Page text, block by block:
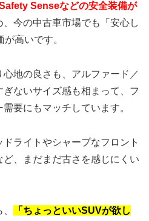
Senseなどの安全装備が
、今の中古車市場でも「安心し
高いです。
地の良さも、アルファード／
ないサイズ感も相まって、フ
要にもマッチしています。
ライトやシャープなフロント
、まだまだ古さを感じにくい
「ちょっといいSUVが欲し